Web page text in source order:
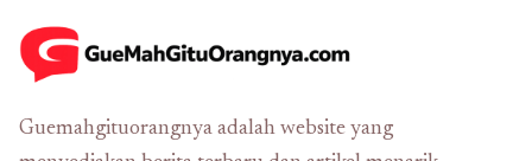
Guemahgituorangnya adalah website yang